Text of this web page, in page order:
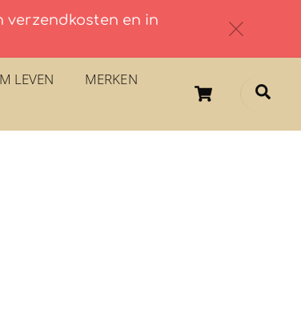
verzendkosten en in
c
Cart
LEVEN MERKEN